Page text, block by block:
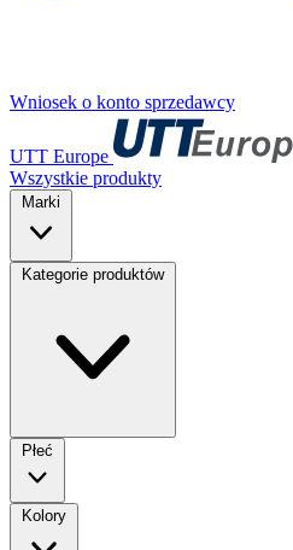
Wniosek o konto sprzedawcy
UTT Europe
Wszystkie produkty
Marki
Kategorie produktów
Płeć
Kolory